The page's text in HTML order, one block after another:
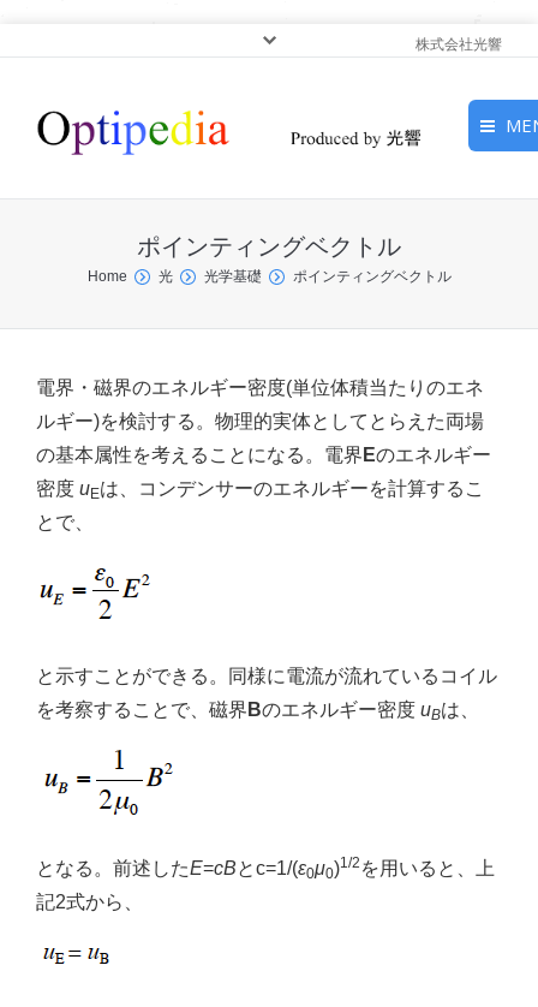
株式会社光響
ピックアップ
光応用・アプリケーショ
ン
サービス
ポインティングベクトル
You are here:
Home 光 光学基礎 ポインティングベクトル
電界・磁界のエネルギー密度(単位体積当たりのエネ
ルギー)を検討する。物理的実体としてとらえた両場
の基本属性を考えることになる。電界 Eのエネルギー
密度 uEは、コンデンサーのエネルギーを計算するこ
とで、
と示すことができる。同様に電流が流れているコイル
を考察することで、磁界 Bのエネルギー密度 uBは、
となる。前述したE=cBとc=1/(ε0μ0)1/2 を用いると、上
記2式から、